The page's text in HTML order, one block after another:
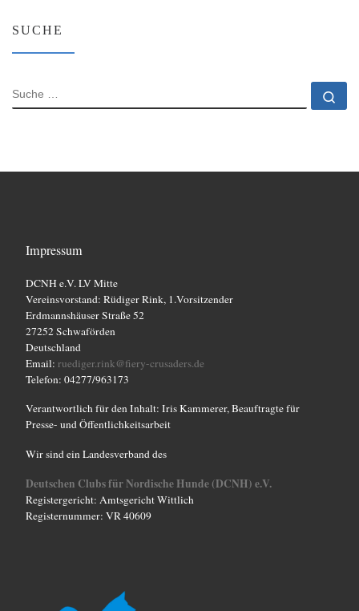
SUCHE
SUCHE
Impressum
DCNH e.V. LV Mitte
Vereinsvorstand: Rüdiger Rink, 1.Vorsitzender
Erdmannshäuser Straße 52
27252 Schwaförden
Deutschland
Email: ruediger.rink@fiery-crusaders.de
Telefon: 04277/963173
Verantwortlich für den Inhalt: Iris Kammerer, Beauftragte für
Presse- und Öffentlichkeitsarbeit
Wir sind ein Landesverband des
Deutschen Clubs für Nordische Hunde (DCNH) e.V.
Registergericht: Amtsgericht Wittlich
Registernummer: VR 40609